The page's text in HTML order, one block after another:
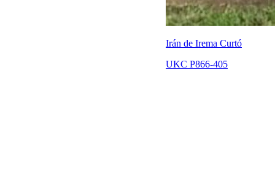
Irán de Irema Curtó
UKC P866-405